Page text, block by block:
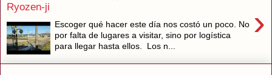
Ryozen-ji
›
Escoger qué hacer este día nos costó un poco. No
por falta de lugares a visitar, sino por logística
para llegar hasta ellos. Los n...